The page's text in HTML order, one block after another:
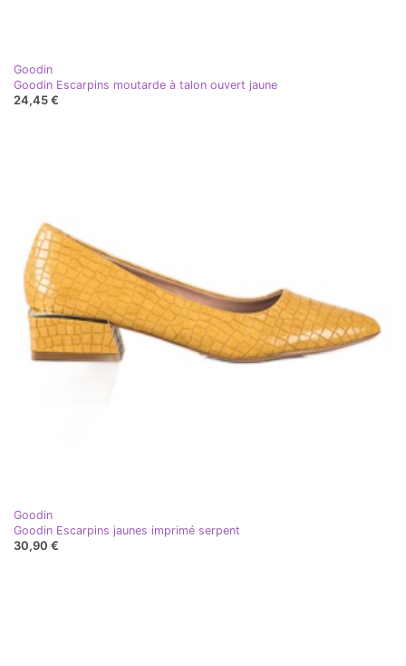
Goodin
Goodin Escarpins moutarde à talon ouvert jaune
24,45 €
Goodin
Goodin Escarpins jaunes imprimé serpent
30,90 €